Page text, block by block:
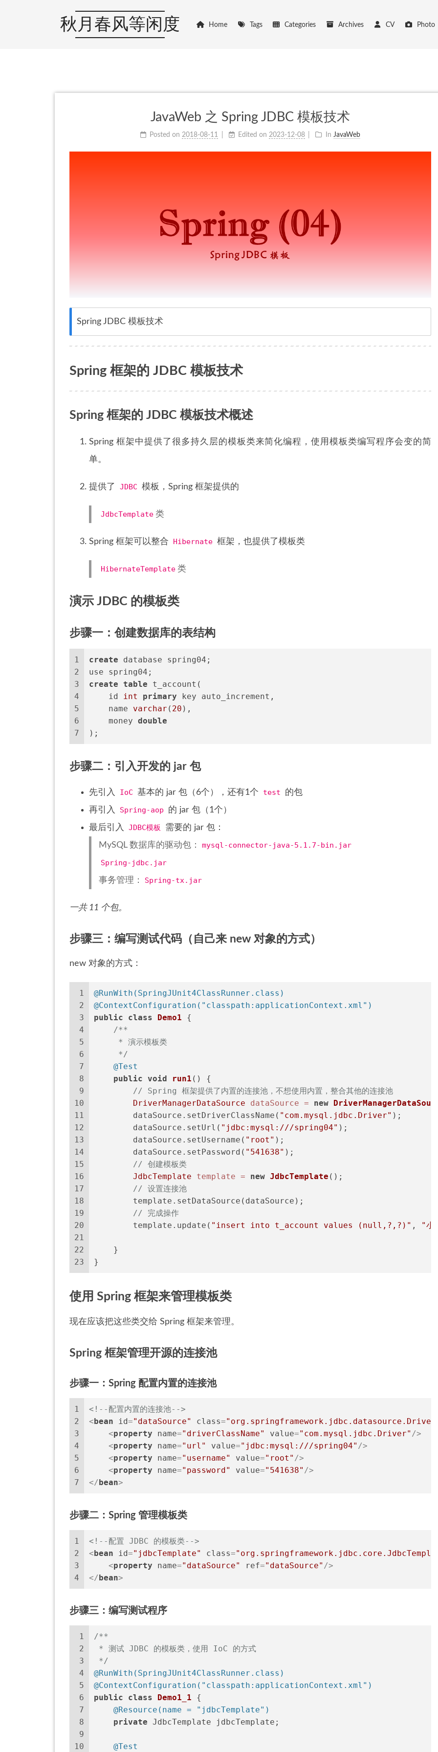
秋月春风等闲度 Home Tags Categories Archives CV Photo
JavaWeb 之 Spring JDBC 模板技术
Posted on 2018-08-11 Edited on 2023-12-08 In JavaWeb
Spring JDBC 模板技术
Spring 框架的 JDBC 模板技术
Spring 框架的 JDBC 模板技术概述
Spring 框架中提供了很多持久层的模板类来简化编程，使用模板类编写程序会变的简
单。
提供了 JDBC 模板，Spring 框架提供的
JdbcTemplate 类
Spring 框架可以整合 Hibernate 框架，也提供了模板类
HibernateTemplate 类
演示 JDBC 的模板类
步骤一：创建数据库的表结构
1
2
3
4
5
6
7
create database spring04;
use spring04;
create
table t_account(
    id
int primary key auto_increment,
    name
varchar ( 20 ),
    money
double
);
步骤二：引入开发的 jar 包
先引入 IoC 基本的 jar 包（6个），还有1个 test
的包
再引入
Spring-aop
的 jar 包（1个）
最后引入
JDBC模板
需要的 jar 包：
MySQL 数据库的驱动包：
mysql-connector-java-5.1.7-bin.jar
Spring-jdbc.jar
事务管理：
Spring-tx.jar
一共 11 个包。
步骤三：编写测试代码（自己来 new 对象的方式）
new 对象的方式：
1
2
3
4
5
6
7
8
9
10
11
12
13
14
15
16
17
18
19
20
21
22
23
@RunWith(SpringJUnit4ClassRunner.class)
@ContextConfiguration("classpath:applicationContext.xml")
public
class Demo1 {
/**
     * 演示模板类
     */
@Test
public void run1 ()
{
// Spring 框架提供了内置的连接池，不想使用内置，整合其他的连接池
DriverManagerDataSource
dataSource = new
        dataSource.setDriverClassName(
"com.mysql.jdbc.Driver" );
        dataSource.setUrl(
"jdbc:mysql:///spring04" );
        dataSource.setUsername(
"root" );
        dataSource.setPassword(
"541638" );
// 创建模板类
JdbcTemplate
template = new JdbcTemplate ();
// 设置连接池
        template.setDataSource(dataSource);
// 完成操作
        template.update(
"insert into t_account values (null,?,?)" , "小
    }
}
使用 Spring 框架来管理模板类
现在应该把这些类交给 Spring 框架来管理。
Spring 框架管理开源的连接池
步骤一：Spring 配置内置的连接池
1
2
3
4
5
6
7
<!--配置内置的连接池-->
< bean id="dataSource" class=
<property name="driverClassName" value="com.mysql.jdbc.Driver" />
<property name="url" value="jdbc:mysql:///spring04" />
<property name="username" value="root" />
<property name="password" value="541638" />
</ bean>
步骤二：Spring 管理模板类
1
2
3
4
<!--配置 JDBC 的模板类-->
< bean id="jdbcTemplate" class=
<property name="dataSource" ref="dataSource" />
</ bean>
步骤三：编写测试程序
1
2
3
4
5
6
7
8
9
10
/**
* 测试 JDBC 的模板类，使用 IoC 的方式
*/
@RunWith(SpringJUnit4ClassRunner.class)
@ContextConfiguration("classpath:applicationContext.xml")
public
class Demo1_1 {
@Resource(name = "jdbcTemplate")
private JdbcTemplate jdbcTemplate;
@Test